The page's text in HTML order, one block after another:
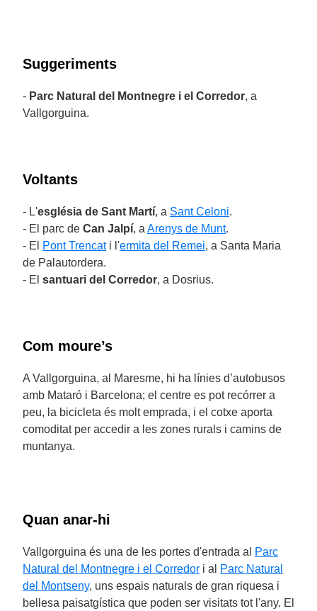
Suggeriments
- Parc Natural del Montnegre i el Corredor, a
Vallgorguina.
Voltants
- L'església de Sant Martí, a Sant Celoni.
- El parc de Can Jalpí, a Arenys de Munt.
- El
Pont Trencati l'ermita del Remei, a Santa Maria
de Palautordera.
- El santuari del Corredor, a Dosrius.
Com moure’s
A Vallgorguina, al Maresme, hi ha línies d’autobusos
amb Mataró i Barcelona; el centre es pot recórrer a
peu, la bicicleta és molt emprada, i el cotxe aporta
comoditat per accedir a les zones rurals i camins de
muntanya.
Quan anar-hi
Vallgorguina és una de les portes d'entrada al
Parc
Natural del Montnegre i el Corredor i al
Parc Natural
del Montseny, uns espais naturals de gran riquesa i
bellesa paisatgística que poden ser visitats tot l'any. El